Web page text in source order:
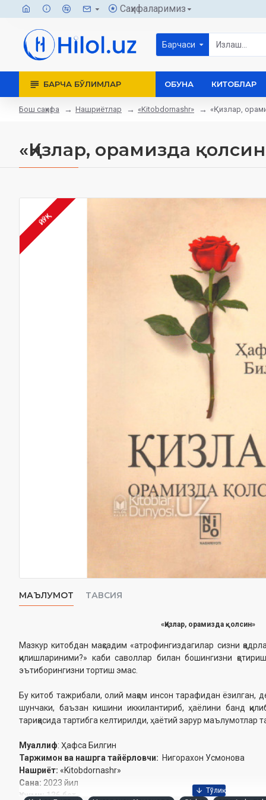
Саҳифаларимиз
Барчаси
БАРЧА БЎЛИМЛАР ОБУНА КИТОБЛАР
Бош саҳифа Нашриётлар «Kitobdornashr» «Қизлар,
«Қизлар, орамизда
ЙЎҚ
МАЪЛУМОТ ТАВСИЯ
«Қизлар, орамизда қолсин»
Мазкур китобдан мақсадим «атрофингиздагилар сизни
қилишлариними?» каби саволлар билан бошингизни
эътиборингизни тортиш эмас.
Бу китоб тажрибали, олий мақом инсон тарафидан ёзилган,
шунчаки, баъзан кишини иккилантириб, ҳаёлини банд
тариқасида тартибга келтирилди, ҳаётий зарур
Муаллиф: Ҳафса Билгин
Таржимон ва нашрга тайёрловчи: Нигорахон Усмонова
Нашриёт: «Kitobdornashr»
Сана: 2023 йил
Ҳажми:136 бет